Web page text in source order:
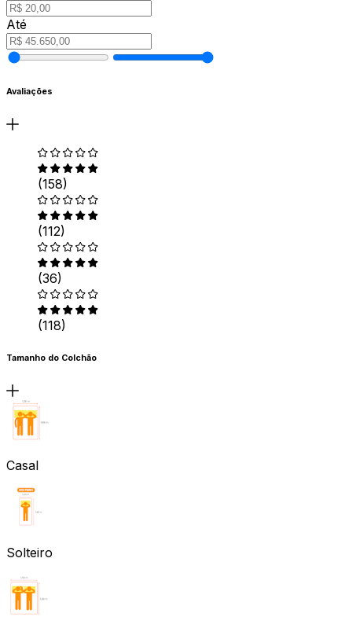
Até
Avaliações
(158)
(112)
(36)
(118)
Tamanho do Colchão
Casal
Solteiro